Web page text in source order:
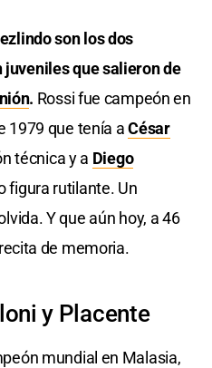
son los dos
que salieron de
. Rossi fue campeón en
1979 que tenía aCésar
técnica y a Diego
figura rutilante. Un
Y que aún hoy, a 46
de memoria.
y Placente
mundial en Malasia,